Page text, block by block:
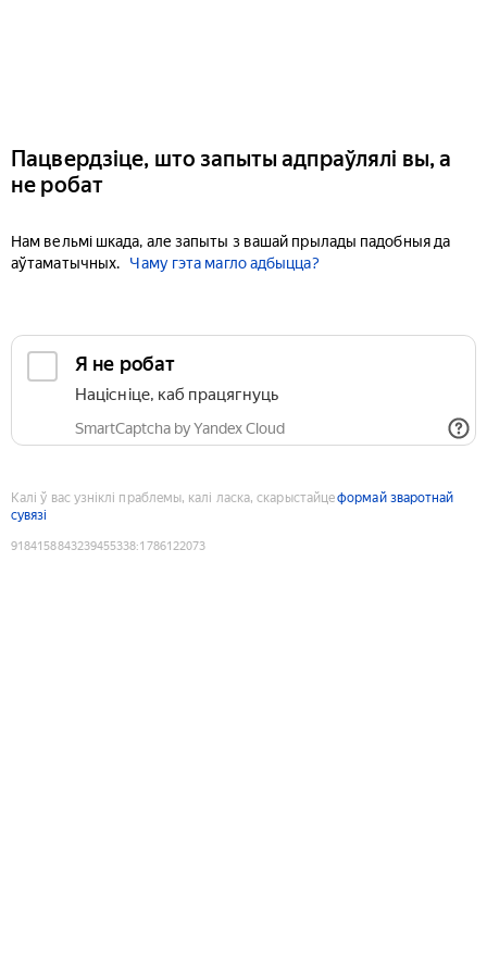
Пацвердзіце, што запыты адпраўлялі вы, а
не робат
Нам вельмі шкада, але запыты з вашай прылады падобныя да
аўтаматычных.
Чаму гэта магло адбыцца?
Я не робат
Націсніце, каб працягнуць
SmartCaptcha by Yandex Cloud
Калі ў вас узніклі праблемы, калі ласка, скарыстайцеформай зваротнай
сувязі
9184158843239455338:1786122073